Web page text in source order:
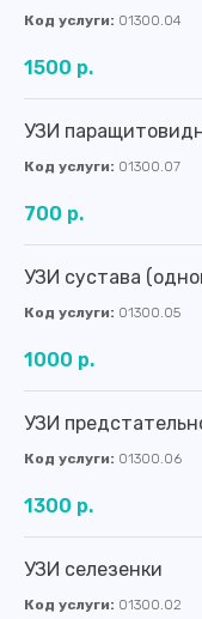
Код услуги: 01300.04
1500 р.
УЗИ
Код услуги: 01300.07
700 р.
УЗИ сустава
Код услуги: 01300.05
1000 р.
УЗИ
Код услуги: 01300.06
1300 р.
УЗИ селезенки
Код услуги: 01300.02